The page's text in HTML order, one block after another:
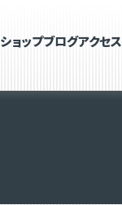
ショップブログアクセス